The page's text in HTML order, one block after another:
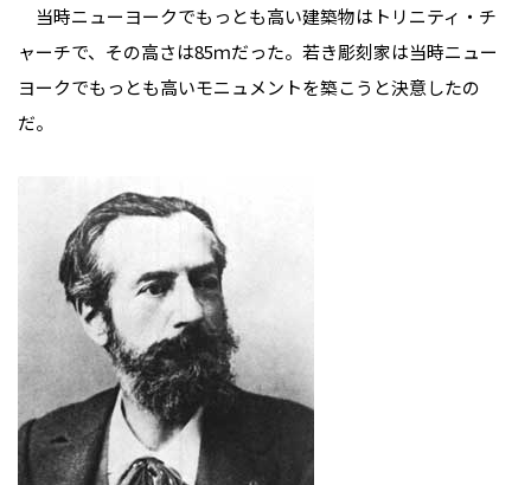
当時ニューヨークでもっとも高い建築物はトリニティ・チ
ャーチで、その高さは85ｍだった。若き彫刻家は当時ニュー
ヨークでもっとも高いモニュメントを築こうと決意したの
だ。